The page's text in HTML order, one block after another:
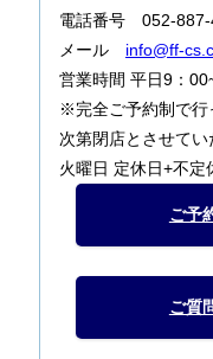
電話番号 052-887-
メール info@ff-
営業時間 平日9：
※完全ご予約制で行
次第閉店とさせてい
火曜日 定休日+不定
ご予
ご質